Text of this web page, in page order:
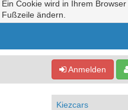
Ein Cookie wird in Ihrem
Fußzeile ändern.
Anmelden
Kiezcars